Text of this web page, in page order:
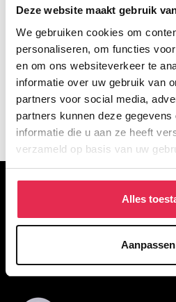
Deze website maakt gebruik
We gebruiken cookies om
personaliseren, om functies
en om ons websiteverkeer te
informatie over uw gebruik van
partners voor social media,
partners kunnen deze
informatie die u aan ze heeft
verzameld op basis van uw
Alles
Aanpassen
De Wackers Academie is een
figuratief tekenen, schilderen en